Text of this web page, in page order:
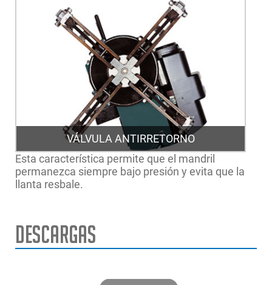
VÁLVULA ANTIRRETORNO
Esta característica permite que el mandril
permanezca siempre bajo presión y evita que la
llanta resbale.
Rango de sujeción de
llantas
Descargas